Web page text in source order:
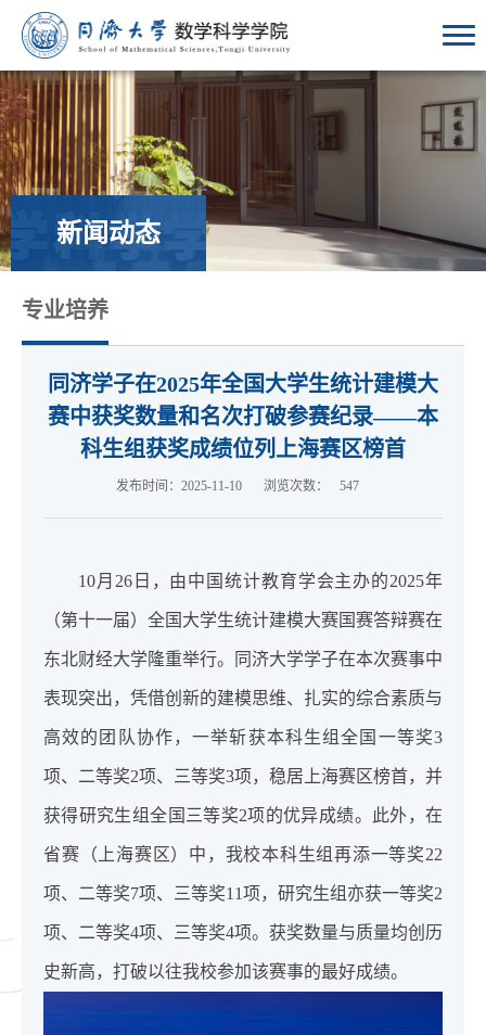
新闻动态
专业培养
同济学子在2025年全国大学生统计建模大
赛中获奖数量和名次打破参赛纪录——本
科生组获奖成绩位列上海赛区榜首
发布时间：2025-11-10 浏览次数： 547
10月26日，由中国统计教育学会主办的2025年
（第十一届）全国大学生统计建模大赛国赛答辩赛在
东北财经大学隆重举行。同济大学学子在本次赛事中
表现突出，凭借创新的建模思维、扎实的综合素质与
高效的团队协作，一举斩获本科生组全国一等奖3
项、二等奖2项、三等奖3项，稳居上海赛区榜首，并
获得研究生组全国三等奖2项的优异成绩。此外，在
省赛（上海赛区）中，我校本科生组再添一等奖22
项、二等奖7项、三等奖11项，研究生组亦获一等奖2
项、二等奖4项、三等奖4项。获奖数量与质量均创历
史新高，打破以往我校参加该赛事的最好成绩。